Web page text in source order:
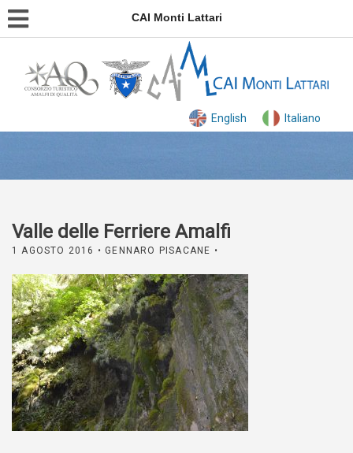
CAI Monti Lattari
English Italiano
Valle delle Ferriere Amalfi
1 AGOSTO 2016 • GENNARO PISACANE •